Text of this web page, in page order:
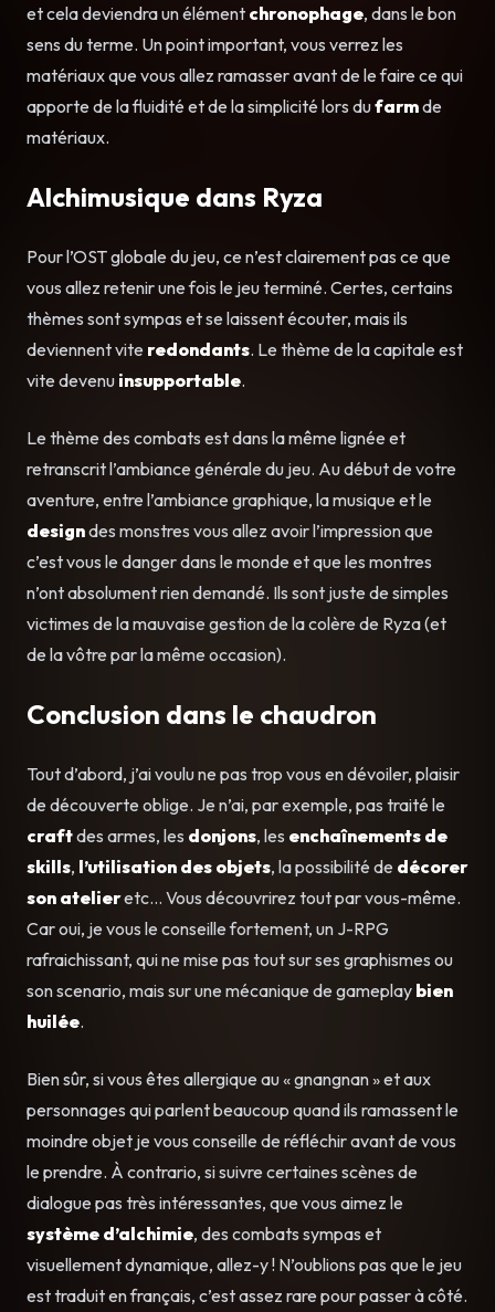
et cela deviendra un élément chronophage, dans le bon
sens du terme. Un point important, vous verrez les
matériaux que vous allez ramasser avant de le faire ce qui
apporte de la fluidité et de la simplicité lors dufarmde
matériaux.
Alchimusique dans Ryza
Pour l’OST globale du jeu, ce n’est clairement pas ce que
vous allez retenir une fois le jeu terminé. Certes, certains
thèmes sont sympas et se laissent écouter, mais ils
deviennent vite redondants. Le thème de la capitale est
vite devenu insupportable.
Le thème des combats est dans la même lignée et
retranscrit l’ambiance générale du jeu. Au début de votre
aventure, entre l’ambiance graphique, la musique et le
designdes monstres vous allez avoir l’impression que
c’est vous le danger dans le monde et que les montres
n’ont absolument rien demandé. Ils sont juste de simples
victimes de la mauvaise gestion de la colère de Ryza (et
de la vôtre par la même occasion).
Conclusion dans le chaudron
Tout d’abord, j’ai voulu ne pas trop vous en dévoiler, plaisir
de découverte oblige. Je n’ai, par exemple, pas traité le
craftdes armes, les donjons, les enchaînements de
skills, l’utilisation des objets, la possibilité de décorer
son atelieretc… Vous découvrirez tout par vous-même.
Car oui, je vous le conseille fortement, un J-RPG
rafraichissant, qui ne mise pas tout sur ses graphismes ou
son scenario, mais sur une mécanique de gameplay bien
huilée.
Bien sûr, si vous êtes allergique au « gnangnan » et aux
personnages qui parlent beaucoup quand ils ramassent le
moindre objet je vous conseille de réfléchir avant de vous
le prendre. À contrario, si suivre certaines scènes de
dialogue pas très intéressantes, que vous aimez le
système d’alchimie, des combats sympas et
visuellement dynamique, allez-y ! N’oublions pas que le jeu
est traduit en français, c’est assez rare pour passer à côté.